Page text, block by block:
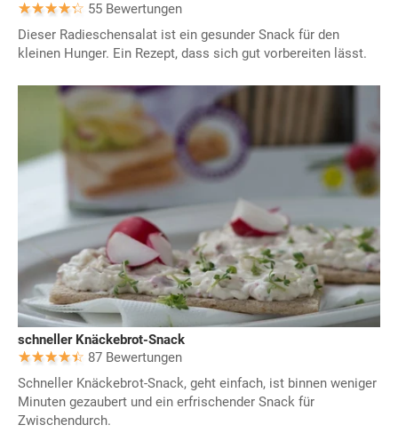
55 Bewertungen
Dieser Radieschensalat ist ein gesunder Snack für den
kleinen Hunger. Ein Rezept, dass sich gut vorbereiten lässt.
schneller Knäckebrot-Snack
87 Bewertungen
Schneller Knäckebrot-Snack, geht einfach, ist binnen weniger
Minuten gezaubert und ein erfrischender Snack für
Zwischendurch.